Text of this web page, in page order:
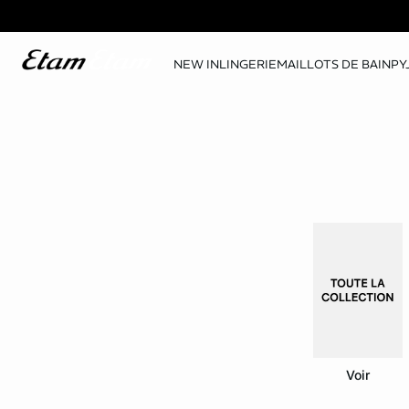
NEW INLINGERIEMAILLOTS DE BAIN
Voir